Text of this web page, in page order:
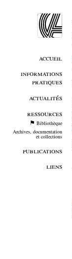
accueil
informations
pratiques
actualités
ressources
Bibliothèque
Archives, documentation
et collections
publications
liens